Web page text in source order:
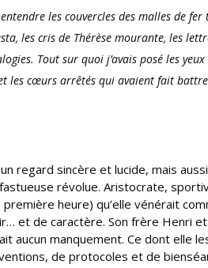
les couvercles des malles de
les cris de Thérèse mourante, les
Tout sur quoi j’avais posé les
les cœurs arrêtés qui avaient fait
regard sincère et lucide, mais
révolue. Aristocrate,
heure) qu’elle vénérait
et de caractère. Son frère Henri
aucun manquement. Ce dont elle
de protocoles et de